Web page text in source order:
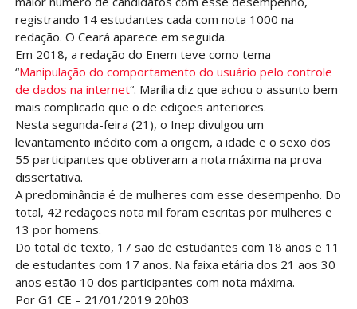
registrando 14 estudantes cada com nota 1000 na
redação. O Ceará aparece em seguida.
Em 2018, a redação do Enem teve como tema
“Manipulação do comportamento do usuário pelo controle
de dados na internet“. Marília diz que achou o assunto bem
mais complicado que o de edições anteriores.
Nesta segunda-feira (21), o Inep divulgou um
levantamento inédito com a origem, a idade e o sexo dos
55 participantes que obtiveram a nota máxima na prova
dissertativa.
A predominância é de mulheres com esse desempenho. Do
total, 42 redações nota mil foram escritas por mulheres e
13 por homens.
Do total de texto, 17 são de estudantes com 18 anos e 11
de estudantes com 17 anos. Na faixa etária dos 21 aos 30
anos estão 10 dos participantes com nota máxima.
Por G1 CE – 21/01/2019 20h03